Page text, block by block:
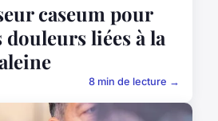
caseum pour
liées à la
8 min de lecture →